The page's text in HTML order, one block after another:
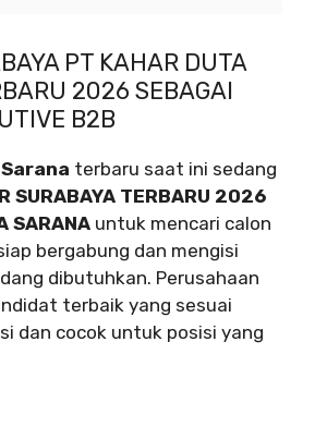
PT KAHAR DUTA
2026 SEBAGAI
B2B
terbaru saat ini sedang
SURABAYA TERBARU 2026
SARANA untuk mencari calon
bergabung dan mengisi
dibutuhkan. Perusahaan
terbaik yang sesuai
dan cocok untuk posisi yang